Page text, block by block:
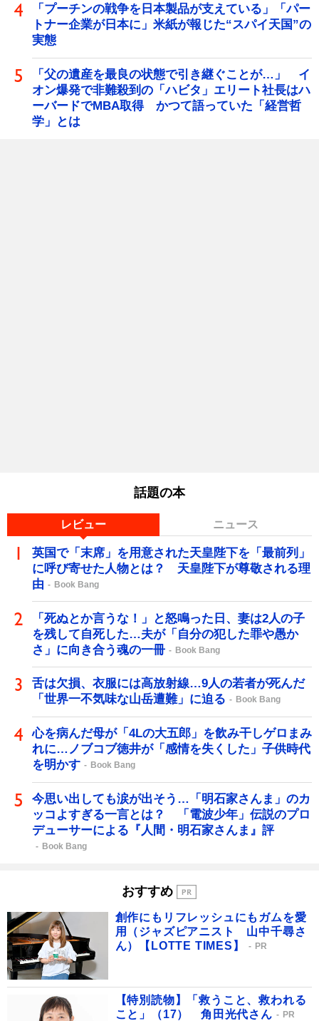
「プーチンの戦争を日本製品が支えている」「パー
トナー企業が日本に」米紙が報じた“スパイ天国”の
実態
「父の遺産を最良の状態で引き継ぐことが…」 イ
オン爆発で非難殺到の「ハビタ」エリート社長はハ
ーバードでMBA取得 かつて語っていた「経営哲
学」とは
話題の本
レビュー ニュース
英国で「末席」を用意された天皇陛下を「最前列」
に呼び寄せた人物とは？ 天皇陛下が尊敬される理
由
Book Bang
「死ぬとか言うな！」と怒鳴った日、妻は2人の子
を残して自死した…夫が「自分の犯した罪や愚か
さ」に向き合う魂の一冊
Book Bang
舌は欠損、衣服には高放射線…9人の若者が死んだ
「世界一不気味な山岳遭難」に迫る
Book Bang
心を病んだ母が「4Lの大五郎」を飲み干しゲロまみ
れに…ノブコブ徳井が「感情を失くした」子供時代
を明かす
Book Bang
今思い出しても涙が出そう…「明石家さんま」のカ
ッコよすぎる一言とは？ 「電波少年」伝説のプロ
デューサーによる『人間・明石家さんま』評
Book Bang
おすすめ
創作にもリフレッシュにもガムを愛
用（ジャズピアニスト 山中千尋さ
ん）【LOTTE TIMES】
PR
【特別読物】「救うこと、救われる
こと」（17） 角田光代さん
PR